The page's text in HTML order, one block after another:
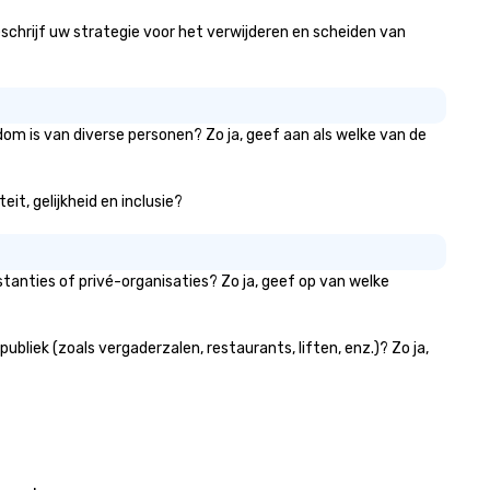
uw strategie voor het verwijderen en scheiden van
is van diverse personen? Zo ja, geef aan als welke van de
gelijkheid en inclusie?
of privé-organisaties? Zo ja, geef op van welke
(zoals vergaderzalen, restaurants, liften, enz.)? Zo ja,